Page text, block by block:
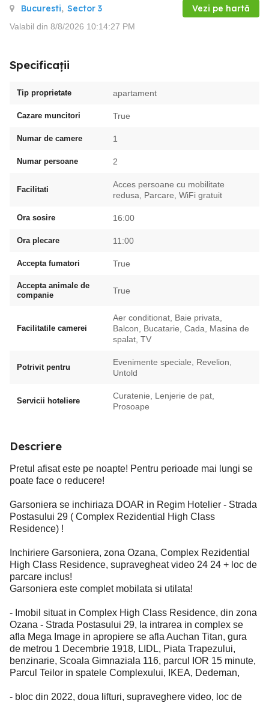
Bucuresti, Sector 3 Vezi pe hartă
Valabil din 8/8/2026 10:14:27 PM
Specificații
Tip proprietate apartament
Cazare muncitori True
Numar de camere 1
Numar persoane 2
Facilitati
Acces persoane cu mobilitate
redusa, Parcare, WiFi gratuit
Ora sosire 16:00
Ora plecare 11:00
Accepta fumatori True
Accepta animale de
companie
True
Facilitatile camerei
Aer conditionat, Baie privata,
Balcon, Bucatarie, Cada, Masina de
spalat, TV
Potrivit pentru
Evenimente speciale, Revelion,
Untold
Servicii hoteliere
Curatenie, Lenjerie de pat,
Prosoape
Descriere
Pretul afisat este pe noapte! Pentru perioade mai lungi se
poate face o reducere!
Garsoniera se inchiriaza DOAR in Regim Hotelier - Strada
Postasului 29 ( Complex Rezidential High Class
Residence) !
Inchiriere Garsoniera, zona Ozana, Complex Rezidential
High Class Residence, supravegheat video 24 24 + loc de
parcare inclus!
Garsoniera este complet mobilata si utilata!
- Imobil situat in Complex High Class Residence, din zona
Ozana - Strada Postasului 29, la intrarea in complex se
afla Mega Image in apropiere se afla Auchan Titan, gura
de metrou 1 Decembrie 1918, LIDL, Piata Trapezului,
benzinarie, Scoala Gimnaziala 116, parcul IOR 15 minute,
Parcul Teilor in spatele Complexului, IKEA, Dedeman,
- bloc din 2022, doua lifturi, supraveghere video, loc de